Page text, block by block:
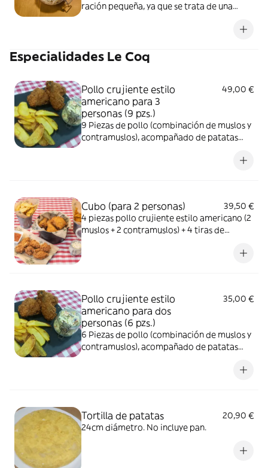
ración pequeña, ya que se trata de una
ajustado a su tamaño. Los amantes de esta
Especialidades Le Coq
Pollo crujiente estilo
americano para 3
personas (9 pzs.)
49,00 €
9 Piezas de pollo (combinación de muslos y
contramuslos), acompañado de patatas
Cubo (para 2 personas)
39,50 €
4 piezas pollo crujiente estilo americano (2
muslos + 2 contramuslos) + 4 tiras de
Pollo crujiente estilo
americano para dos
personas (6 pzs.)
35,00 €
6 Piezas de pollo (combinación de muslos y
contramuslos), acompañado de patatas
Tortilla de patatas
20,90 €
24cm diámetro. No incluye pan.